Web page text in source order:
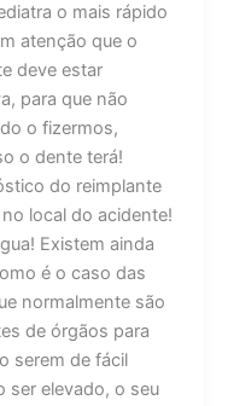
o mais rápido
atenção que o
deve estar
para que não
o fizermos,
o dente terá!
do reimplante
local do acidente!
Existem ainda
é o caso das
normalmente são
de órgãos para
serem de fácil
ser elevado, o seu